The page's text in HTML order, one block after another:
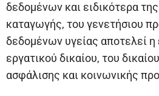
δεδομένων και ειδικότερα
καταγωγής, του γενετήσιου
δεδομένων υγείας αποτελεί
εργατικού δικαίου, του
ασφάλισης και κοινωνικής